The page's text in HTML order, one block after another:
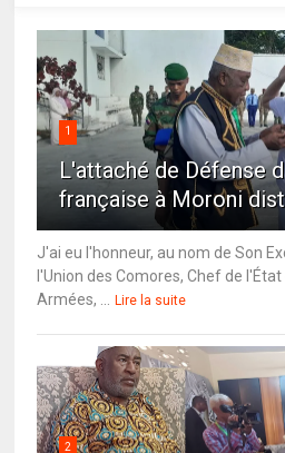
1
L'attaché de Défense
française à Moroni
J'ai eu l'honneur, au nom de Son
l'Union des Comores, Chef de
Armées, ...
Lire la suite
2